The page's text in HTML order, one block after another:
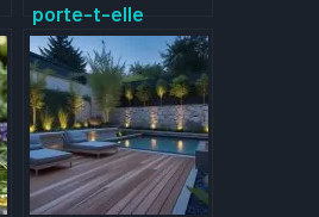
porte-t-elle
vraiment malheur ?
Mythe ou réalité sur
cette plante porte-
malheur